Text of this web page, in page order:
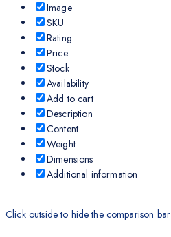
Image
SKU
Rating
Price
Stock
Availability
Add to cart
Description
Content
Weight
Dimensions
Additional information
Click outside to hide the comparison bar